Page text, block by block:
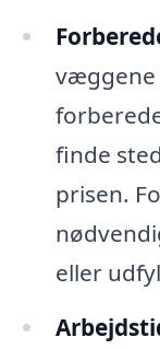
væggene
finde
prisen.
eller